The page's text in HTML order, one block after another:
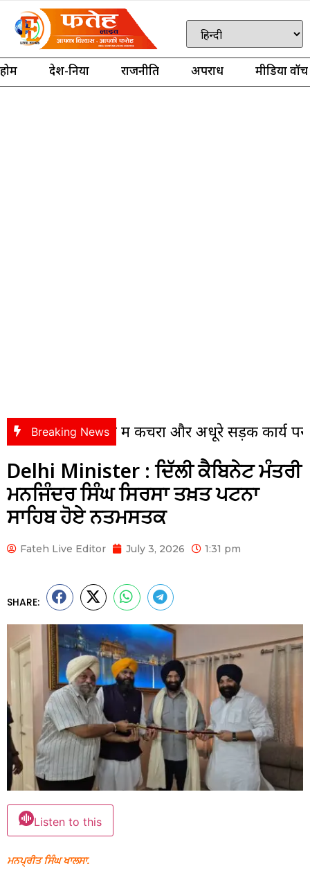
होम देश-दुनिया राजनीति अपराध मीडिया वॉच
Breaking News
कॉलोनी में कचरा और अधूरे सड़क कार्य पर भड़के
Delhi Minister : ਦਿੱਲੀ ਕੈਬਿਨੇਟ ਮੰਤਰੀ
ਮਨਜਿੰਦਰ ਸਿੰਘ ਸਿਰਸਾ ਤਖ਼ਤ ਪਟਨਾ
ਸਾਹਿਬ ਹੋਏ ਨਤਮਸਤਕ
Fateh Live Editor July 3, 2026 1:31 pm
SHARE:
Listen to this
ਮਨਪ੍ਰੀਤ ਸਿੰਘ ਖਾਲਸਾ.